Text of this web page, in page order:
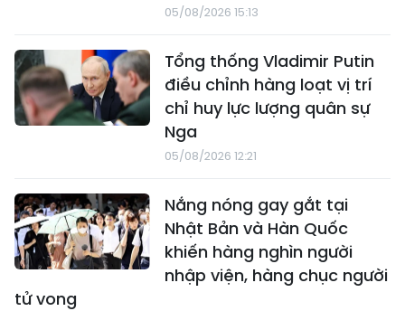
05/08/2026 15:13
Tổng thống Vladimir Putin
điều chỉnh hàng loạt vị trí
chỉ huy lực lượng quân sự
Nga
05/08/2026 12:21
Nắng nóng gay gắt tại
Nhật Bản và Hàn Quốc
khiến hàng nghìn người
nhập viện, hàng chục người
tử vong